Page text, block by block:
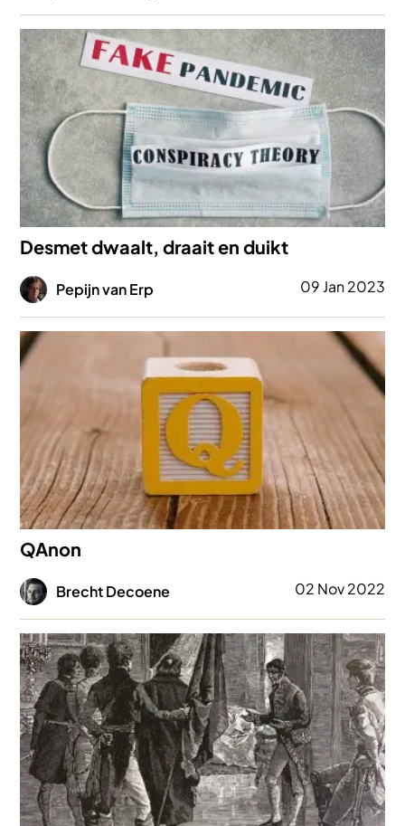
Afbeelding
Desmet dwaalt, draait en duikt
Afbeelding
Pepijn van Erp 09 Jan 2023
Afbeelding
QAnon
Afbeelding
Brecht Decoene 02 Nov 2022
Afbeelding